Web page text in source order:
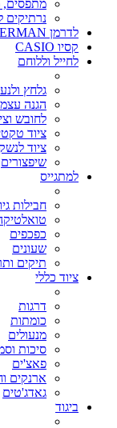
מתפסים,
נרתיקים
לדרמן LEATHERMAN
קסיו CASIO
לחייל וללוחם
גלחץ
הגנה
לחובש
ציוד
ציוד לנשק
שיפצורים
למתגייס
חבילות
כפכפים
שעונים
תיקים
ציוד כללי
דרגות
כומתות
מנעולים
סיכות
פאצ'ים
ארנקים
גאדג'טים
ביגוד